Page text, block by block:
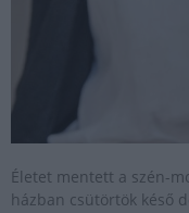
Életet mentett a szén-
házban csütörtök késő